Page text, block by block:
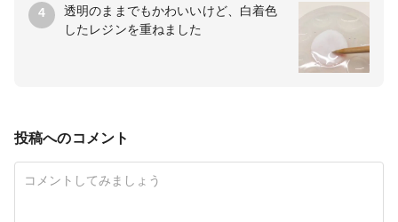
4
透明のままでもかわいいけど、白着色
したレジンを重ねました
投稿へのコメント